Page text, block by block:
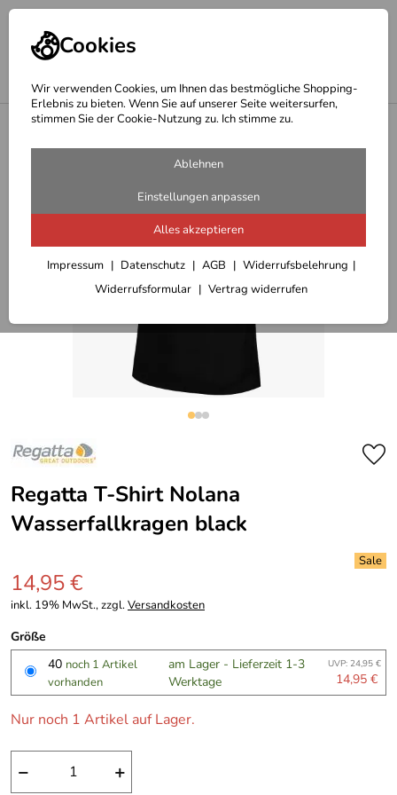
Cookies
Wir verwenden Cookies, um Ihnen das bestmögliche Shopping-
Erlebnis zu bieten. Wenn Sie auf unserer Seite weitersurfen,
stimmen Sie der Cookie-Nutzung zu. Ich stimme zu.
Ablehnen
Einstellungen anpassen
Alles akzeptieren
Impressum Datenschutz AGB
Widerrufsbelehrung
Widerrufsformular
Vertrag widerrufen
Outdoor T-Shirts/Blusen/Pullover Damen
Regatta T-Shirt Nolana
Wasserfallkragen black
14,95 €
inkl. 19% MwSt., zzgl.Versandkosten
Größe
40 noch 1 Artikel
vorhanden
am Lager - Lieferzeit 1-3
Werktage
UVP: 24,95 €
14,95 €
Nur noch 1 Artikel auf Lager.
− +